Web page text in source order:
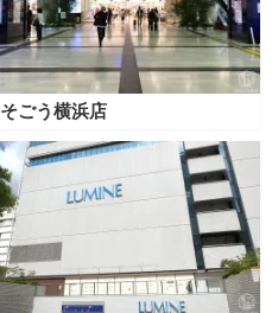
そごう横浜店